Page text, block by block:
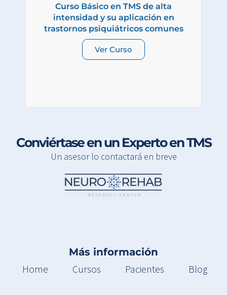
Curso Básico en TMS de alta
intensidad y su aplicación en
trastornos psiquiátricos comunes
Ver Curso
Conviértase en un Experto en TMS
Un asesor lo contactará en breve
Más información
Home
Cursos Pacientes Blog